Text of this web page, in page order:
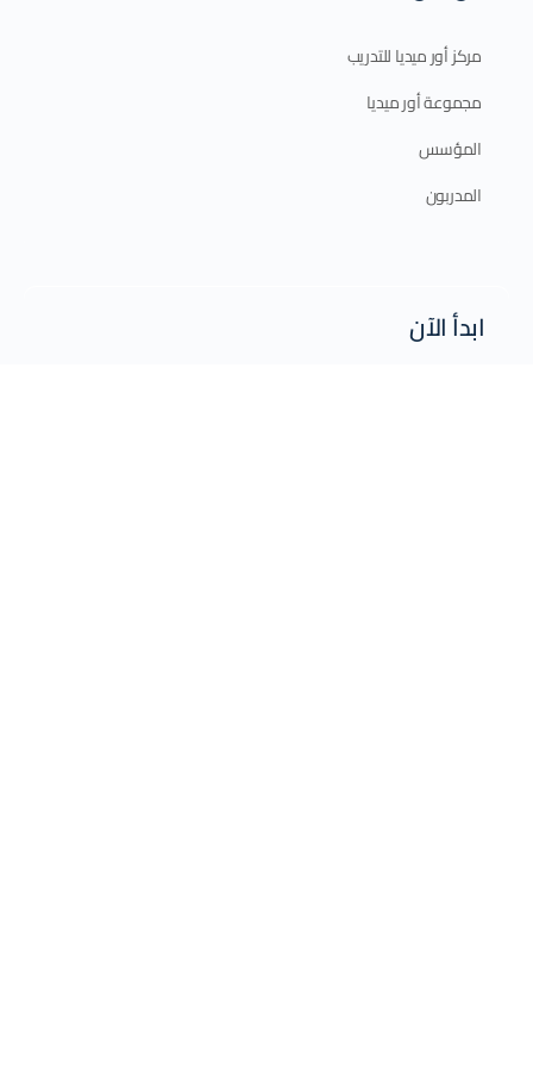
مركز أور ميديا للتدريب
مجموعة أور ميديا
المؤسس
المدربون
ابدأ الآن